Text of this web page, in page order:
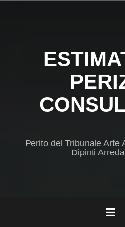
Perito del Tribunale Arte
Dipinti